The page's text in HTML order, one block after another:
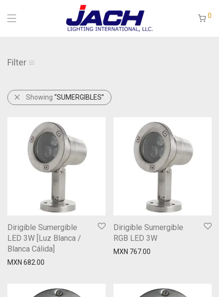
0
Filter
Showing “SUMERGIBLES”
Dirigible Sumergible
LED 3W [Luz Blanca /
Blanca Cálida]
MXN 682.00
Dirigible Sumergible
RGB LED 3W
MXN 767.00